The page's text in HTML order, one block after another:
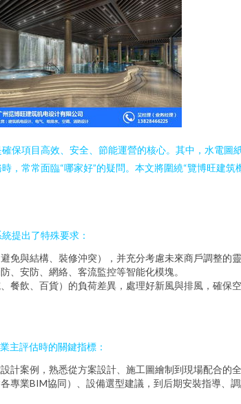
保項目高效、安全、節能運營的核心。其中，水電圖
常常面臨“哪家好”的疑問。本文將圍繞“覽博旺建
提出了特殊要求：
免與結構、裝修沖突），并充分考慮未來商戶調整的
、安防、網絡、客流監控等智能化模塊。
餐飲、百貨）的負荷差異，處理好新風與排風，確保
主評估時的關鍵指標：
計案例，熟悉從方案設計、施工圖繪制到現場配合的
專業BIM協同）、設備選型建議，到后期安裝指導、